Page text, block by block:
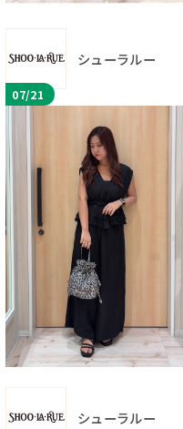
シューラルー
07/21
シューラルー